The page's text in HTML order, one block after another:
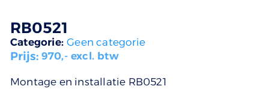
RB0521
Categorie:Geen categorie
Prijs:970,- excl. btw
Montage en installatie RB0521